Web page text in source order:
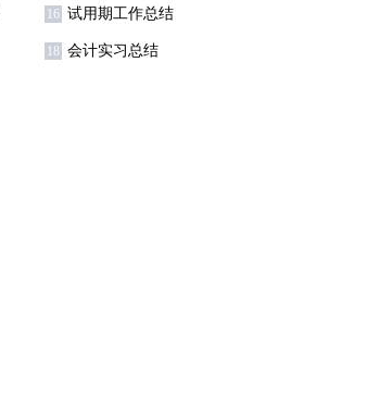
16 试用期工作总结
18 会计实习总结